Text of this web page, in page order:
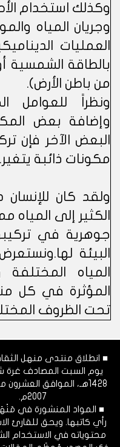
وكذلك استخدام
وجريان المياه
العمليات
بالطاقة الشمسية
من باطن الأرض).
ونظراً للعوامل
وإضافة بعض
البعض الآخر فإن
مكونات ذائبة يتغير.
ولقد كان
الكثير إلى
جوهرية في
البيئة
المياه المختلفة
المؤثرة في كل
تحت الظروف
■ انطلاق منتدى منهل
يوم السبت المصادف غرة
1428هـ، الموافق العشرون
2007م.
■ المواد المنشورة في
رأي كاتبها. ويحق للقارئ
محتوياته في الاستخدام